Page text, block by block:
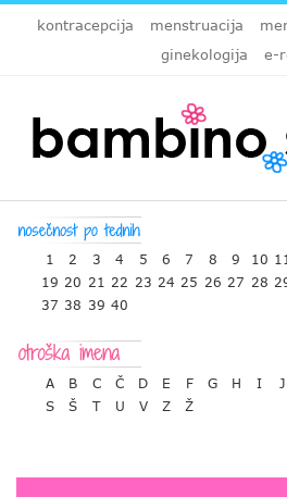
kontracepcija menstruacija
ginekologija
e-
1 2 3 4 5 6 7 8 9 10 11
19 20 21 22 23 24 25 26 27 28
37 38 39 40
A B C Č D E F G H I J
S
Š T U V Z Ž